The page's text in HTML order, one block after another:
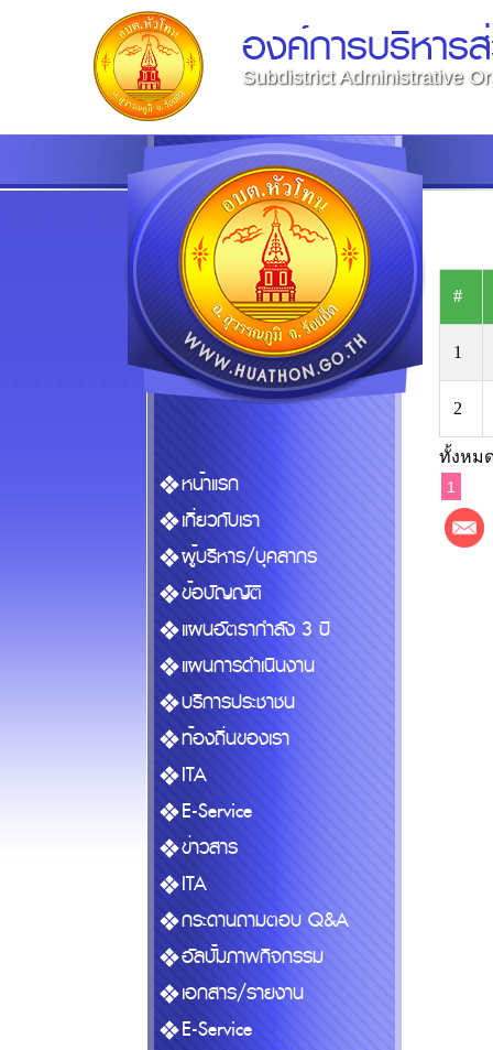
องค์การบริหาร
Subdistrict Administrative
หน้าแรก
เกี่ยวกับเรา
ผู้บริหาร/บุคลากร
ข้อบัญญัติ
แผนอัตรากำลัง 3 ปี
แผนการดำเนินงาน
บริการประชาชน
ท้องถิ่นของเรา
ITA
E-Service
ข่าวสาร
ITA
กระดานถามตอบ Q&A
อัลบั้มภาพกิจกรรม
เอกสาร/รายงาน
E-Service
#
1
2
ทั้งหม
1